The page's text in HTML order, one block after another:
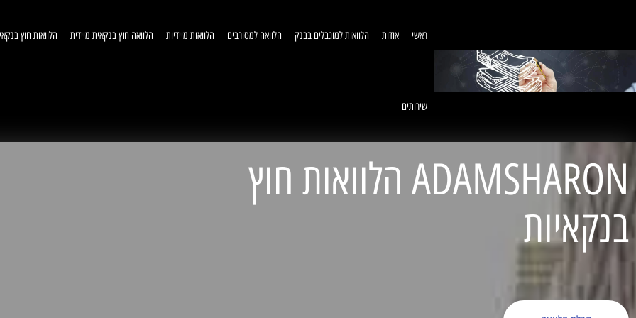
ראשי אודות הלוואות למוגבלים בבנק הלוואה למסורבים הלוואות מיידיות הלוואה חוץ בנקאית מיידית הלוואות חוץ
שירותים
ADAMSHARON הלוואות חוץ
בנקאיות